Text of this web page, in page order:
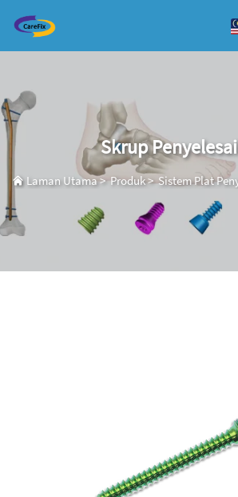
Skrup
Laman Utama>Produk>Sistem Plat